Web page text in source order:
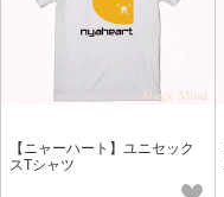
【ニャーハート】ユニセック
スTシャツ